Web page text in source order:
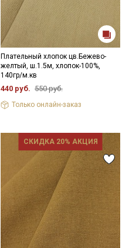
Плательный хлопок цв.Бежево-
желтый, ш.1.5м, хлопок-100%,
140гр/м.кв
440 руб. 550 руб.
Только онлайн-заказ
СКИДКА 20% АКЦИЯ